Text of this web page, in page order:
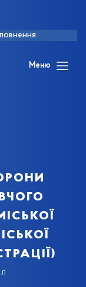
Меню